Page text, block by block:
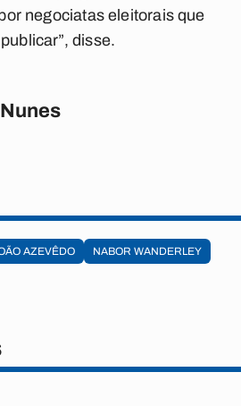
negociatas eleitorais que
disse.
AZEVÊDO
NABOR WANDERLEY